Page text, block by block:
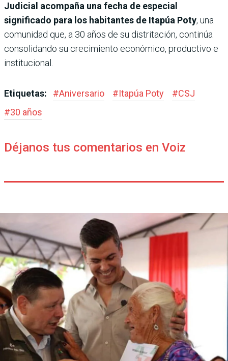
Judicial acompaña una fecha de especial
significado para los habitantes de Itapúa Poty, una
comunidad que, a 30 años de su distritación, continúa
consolidando su crecimiento económico, productivo e
institucional.
Etiquetas: #Aniversario #Itapúa Poty #CSJ
#30 años
Déjanos tus comentarios en Voiz